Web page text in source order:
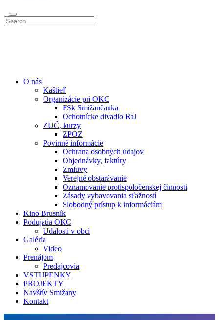
O nás
Kaštieľ
Organizácie pri OKC
FSk Smižančanka
Ochotnícke divadlo RaJ
ZUČ, kurzy
ZPOZ
Povinné informácie
Ochrana osobných údajov
Objednávky, faktúry
Zmluvy
Verejné obstarávanie
Oznamovanie protispoločenskej činnosti
Zásady vybavovania sťažností
Slobodný prístup k informáciám
Kino Brusník
Podujatia OKC
Udalosti v obci
Galéria
Video
Prenájom
Predajcovia
VSTUPENKY
PROJEKTY
Navštív Smižany
Kontakt